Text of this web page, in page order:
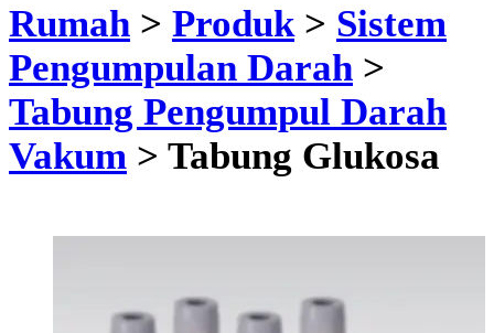
Rumah > Produk > Sistem
Pengumpulan Darah >
Tabung Pengumpul Darah
Vakum > Tabung Glukosa